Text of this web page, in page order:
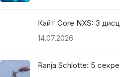
Кайт Core NXS: 3
14.07.2026
Ranja Schlotte: 5